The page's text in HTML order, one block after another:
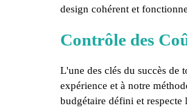
design cohérent et
Contrôle des
L'une des clés du succès de
expérience et à notre
budgétaire défini et respecte